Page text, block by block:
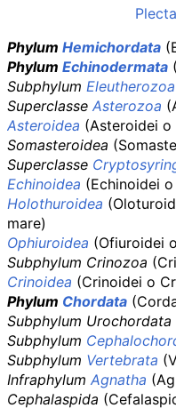
Phylum Hemichordata
Phylum Echinodermata
Subphylum Eleutherozoa
Superclasse Asterozoa
Asteroidea (Asteroidei o
Somasteroidea
Superclasse
Echinoidea (Echinoidei
Holothuroidea
mare)
Ophiuroidea (Ofiuroidei
Subphylum Crinozoa
Crinoidea (Crinoidei o
Phylum Chordata
Subphylum Urochordata
Subphylum
Subphylum Vertebrata
Infraphylum Agnatha
Cephalaspida